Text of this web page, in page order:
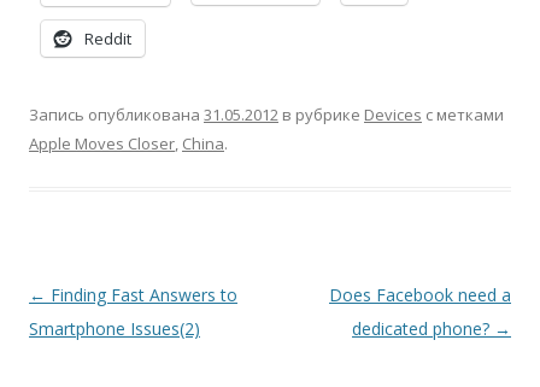
Reddit
Запись опубликована 31.05.2012 в рубрике Devices с метками
Apple Moves Closer, China.
Навигация
по
← Finding Fast Answers to
Smartphone Issues(2)
Does Facebook need a
dedicated phone? →